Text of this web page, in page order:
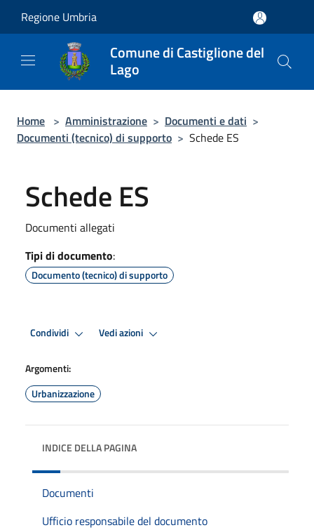
Regione Umbria
Comune di Castiglione del
Lago
Home > Amministrazione > Documenti e dati >
Documenti (tecnico) di supporto > Schede ES
Schede ES
Documenti allegati
Tipi di documento:
Documento (tecnico) di supporto
Condividi Vedi azioni
Argomenti:
Urbanizzazione
INDICE DELLA PAGINA
Documenti
Ufficio responsabile del documento